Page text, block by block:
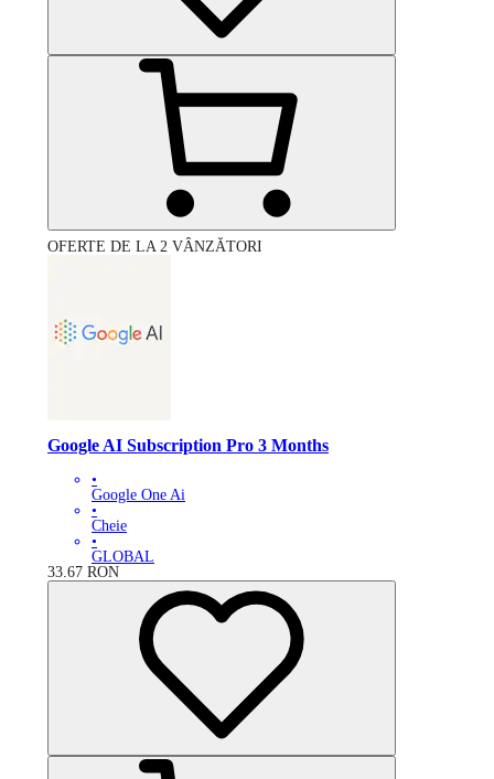
OFERTE DE LA 2 VÂNZĂTORI
Google AI Subscription Pro 3 Months
•
Google One Ai
•
Cheie
•
GLOBAL
33.67 RON